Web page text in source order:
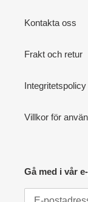
Kontakta oss
Frakt och retur
Integritetspolicy
Villkor för
Gå med i vår